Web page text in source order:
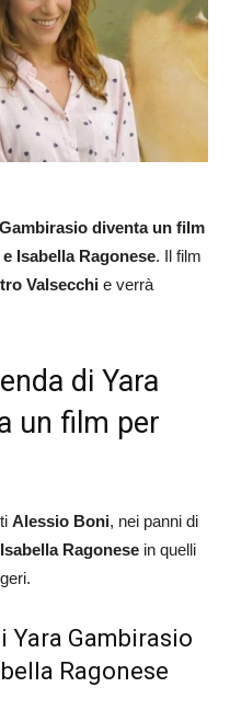
diventa un film
Isabella Ragonese. Il film
Valsecchi e verrà
di Yara
un film per
Alessio Boni, nei panni di
Isabella Ragonese in quelli
Yara Gambirasio
Ragonese